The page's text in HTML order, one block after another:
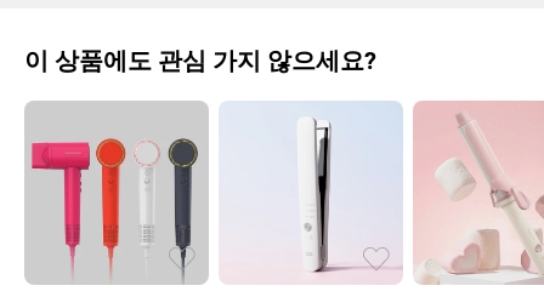
이 상품에도 관심 가지 않으세요?